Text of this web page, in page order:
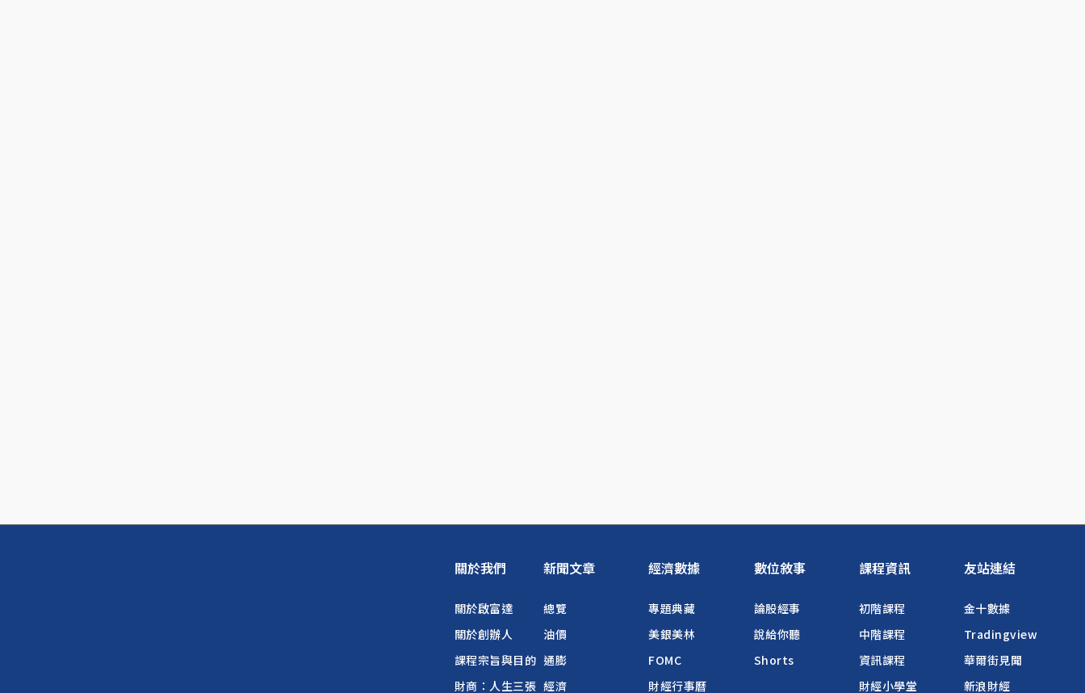
關於我們
關於啟富達
關於創辦人
課程宗旨與目的
財商：人生三張
新聞文章
總覽
油價
通膨
經濟
經濟數據
專題典藏
美銀美林
FOMC
財經行事曆
數位敘事
論股經事
說給你聽
Shorts
課程資訊
初階課程
中階課程
資訊課程
財經小學堂
友站連結
金十數據
Tradingview
華爾街見聞
新浪財經